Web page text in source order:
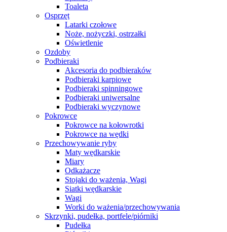
Toaleta
Osprzęt
Latarki czołowe
Noże, nożyczki, ostrzałki
Oświetlenie
Ozdoby
Podbieraki
Akcesoria do podbieraków
Podbieraki karpiowe
Podbieraki spinningowe
Podbieraki uniwersalne
Podbieraki wyczynowe
Pokrowce
Pokrowce na kołowrotki
Pokrowce na wędki
Przechowywanie ryby
Maty wędkarskie
Miary
Odkażacze
Stojaki do ważenia, Wagi
Siatki wędkarskie
Wagi
Worki do ważenia/przechowywania
Skrzynki, pudełka, portfele/piórniki
Pudełka